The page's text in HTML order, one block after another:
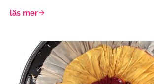
läs mer